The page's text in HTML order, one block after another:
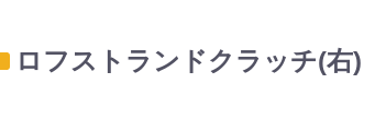
ロフストランドクラッチ(右)